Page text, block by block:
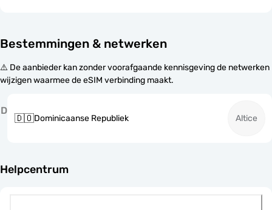
Bestemmingen & netwerken
⚠️ De aanbieder kan zonder voorafgaande kennisgeving de netwerken
wijzigen waarmee de eSIM verbinding maakt.
D
🇩🇴Dominicaanse Republiek Altice
Helpcentrum